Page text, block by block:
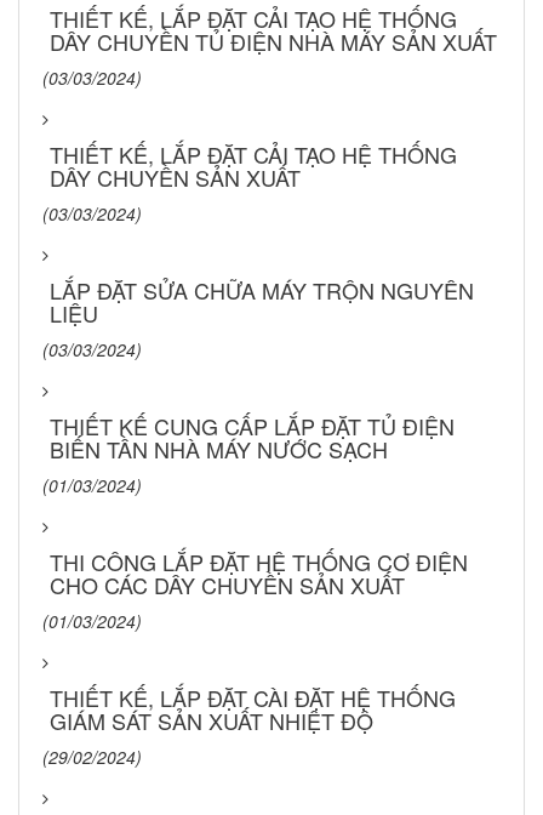
THIẾT KẾ, LẮP ĐẶT CẢI TẠO HỆ THỐNG
DÂY CHUYỀN TỦ ĐIỆN NHÀ MÁY SẢN XUẤT
(03/03/2024)
THIẾT KẾ, LẮP ĐẶT CẢI TẠO HỆ THỐNG
DÂY CHUYỀN SẢN XUẤT
(03/03/2024)
LẮP ĐẶT SỬA CHỮA MÁY TRỘN NGUYÊN
LIỆU
(03/03/2024)
THIẾT KẾ CUNG CẤP LẮP ĐẶT TỦ ĐIỆN
BIẾN TẦN NHÀ MÁY NƯỚC SẠCH
(01/03/2024)
THI CÔNG LẮP ĐẶT HỆ THỐNG CƠ ĐIỆN
CHO CÁC DÂY CHUYỀN SẢN XUẤT
(01/03/2024)
THIẾT KẾ, LẮP ĐẶT CÀI ĐẶT HỆ THỐNG
GIÁM SÁT SẢN XUẤT NHIỆT ĐỘ
(29/02/2024)